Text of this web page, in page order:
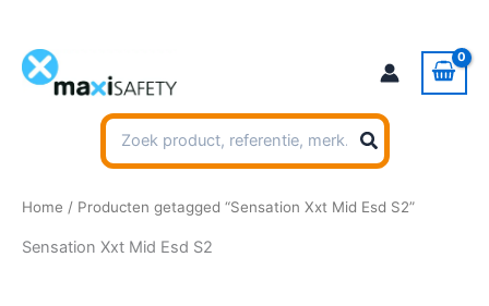
inhoud
Zoeken
naar:
Home / Producten getagged “Sensation Xxt Mid Esd S2”
Sensation Xxt Mid Esd S2